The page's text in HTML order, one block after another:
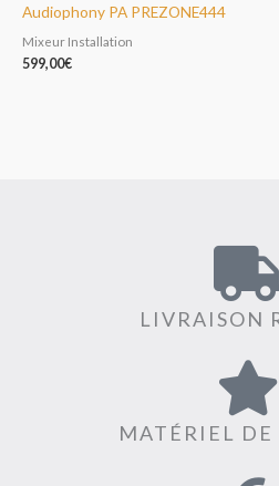
Audiophony PA PREZONE444
Mixeur Installation
599,00€
LIVRAISON
MATÉRIEL DE